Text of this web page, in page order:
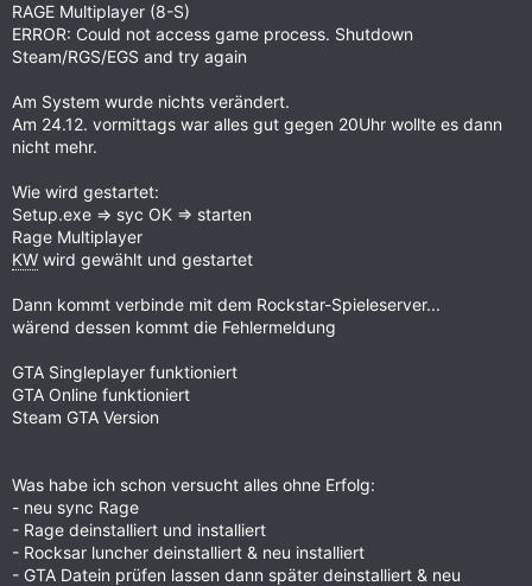
RAGE Multiplayer (8-S)
ERROR: Could not access game process. Shutdown
Steam/RGS/EGS and try again
Am System wurde nichts verändert.
Am 24.12. vormittags war alles gut gegen 20Uhr wollte es dann
nicht mehr.
Wie wird gestartet:
Setup.exe => syc OK => starten
Rage Multiplayer
KW wird gewählt und gestartet
Dann kommt verbinde mit dem Rockstar-Spieleserver...
wärend dessen kommt die Fehlermeldung
GTA Singleplayer funktioniert
GTA Online funktioniert
Steam GTA Version
Was habe ich schon versucht alles ohne Erfolg:
- neu sync Rage
- Rage deinstalliert und installiert
- Rocksar luncher deinstalliert & neu installiert
- GTA Datein prüfen lassen dann später deinstalliert & neu